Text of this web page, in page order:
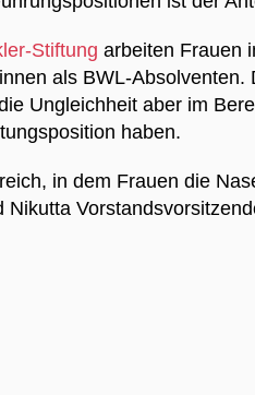
Stiftung arbeiten Frauen
als BWL-
Ungleichheit aber im
haben.
in dem Frauen die
Nikutta